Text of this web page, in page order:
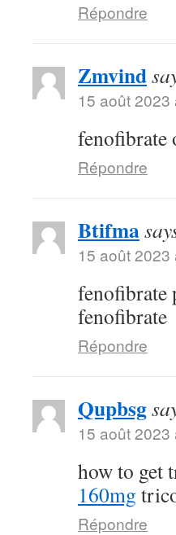
Répondre
Zmvind
15 août 2023
fenofibrate
Répondre
Btifma
15 août 2023
fenofibrate
fenofibrate
Répondre
Qupbsg
15 août 2023
how to get
160mg
Répondre